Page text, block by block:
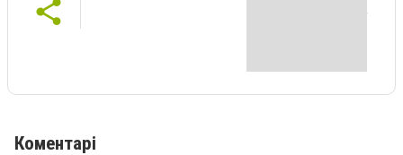
Коментарі